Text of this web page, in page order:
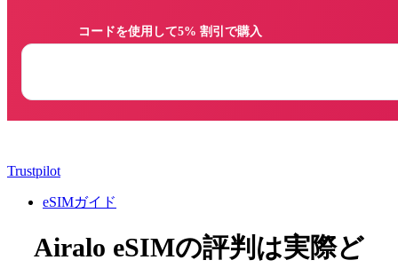
Trustpilot
eSIMガイド
Airalo eSIMの評判は実際ど